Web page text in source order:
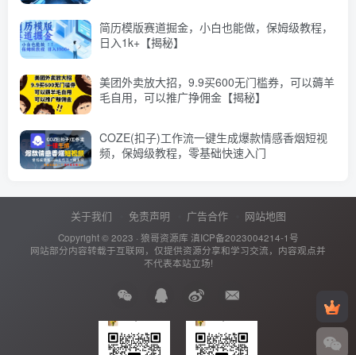
简历模版赛道掘金，小白也能做，保姆级教程，
日入1k+【揭秘】
美团外卖放大招，9.9买600无门槛券，可以薅羊
毛自用，可以推广挣佣金【揭秘】
COZE(扣子)工作流一键生成爆款情感香烟短视
频，保姆级教程，零基础快速入门
关于我们 免责声明 广告合作 网站地图
Copyright © 2023 · 狼哥资源库 滇ICP备2023004214-1号
网站部分内容转载于互联网，仅提供资源分享和学习交流，内容观点并
不代表本站立场!